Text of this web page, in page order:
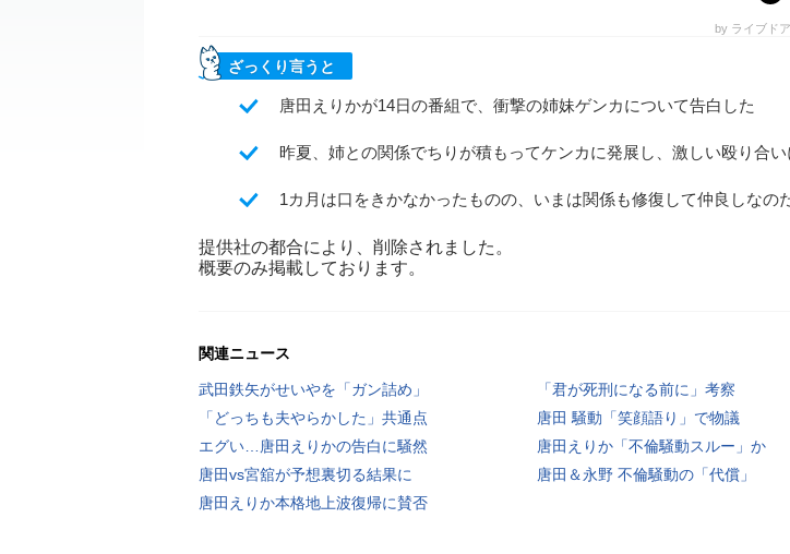
by ライブド
ざっくり言うと
唐田えりかが14日の番組で、衝撃の姉妹ゲンカについて告白した
昨夏、姉との関係でちりが積もってケンカに発展し、激しい殴り合い
1カ月は口をきかなかったものの、いまは関係も修復して仲良しなの
提供社の都合により、削除されました。
概要のみ掲載しております。
関連ニュース
武田鉄矢がせいやを「ガン詰め」
「君が死刑になる前に」考察
「どっちも夫やらかした」共通点
唐田 騒動「笑顔語り」で物議
エグい…唐田えりかの告白に騒然
唐田えりか「不倫騒動スルー」か
唐田vs宮舘が予想裏切る結果に
唐田＆永野 不倫騒動の「代償」
唐田えりか本格地上波復帰に賛否